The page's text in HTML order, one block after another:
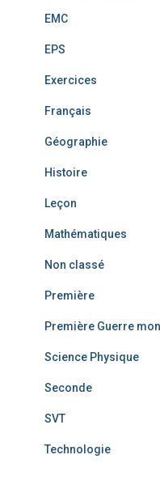
EMC
EPS
Exercices
Français
Géographie
Histoire
Leçon
Mathématiques
Non classé
Première
Première Guerre
Science Physique
Seconde
SVT
Technologie